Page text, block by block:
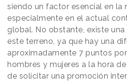
siendo un factor esencial en la
especialmente en el actual
global. No obstante, existe
este terreno, ya que hay una
aproximadamente 7 puntos
hombres y mujeres a la hora
de solicitar una promoción